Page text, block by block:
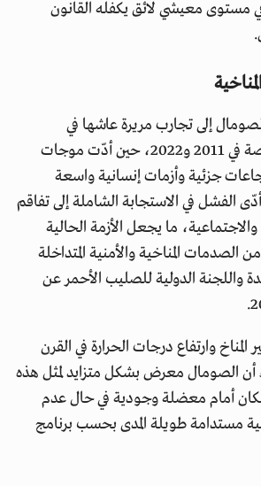
مستوى معيشي لائق يكفله القانون
إلى تجارب مريرة عاشها في
السنوات الماضية، خاصة في 2011 و2022، حين أدّت موجات
جزئية وأزمات إنسانية واسعة
الفشل في الاستجابة الشاملة إلى تفاقم
والاجتماعية، ما يجعل الأزمة الحالية
المناخية والأمنية المتداخلة
واللجنة الدولية للصليب الأحمر عن
وارتفاع درجات الحرارة في القرن
أن الصومال معرض بشكل متزايد لمثل هذه
أمام معضلة وجودية في حال عدم
مستدامة طويلة المدى بحسب برنامج